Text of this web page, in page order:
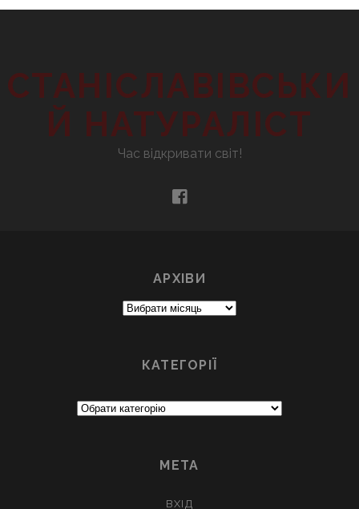
СТАНІСЛАВІВСЬКИ
Й НАТУРАЛІСТ
Час відкривати світ!
facebook
АРХІВИ
Архіви
КАТЕГОРІЇ
МЕТА
ВХІД